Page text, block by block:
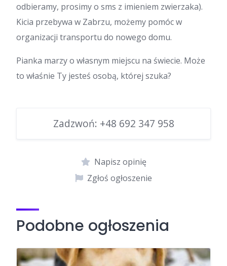
odbieramy, prosimy o sms z imieniem zwierzaka).
Kicia przebywa w Zabrzu, możemy pomóc w
organizacji transportu do nowego domu.
Pianka marzy o własnym miejscu na świecie. Może
to właśnie Ty jesteś osobą, której szuka?
Zadzwoń: +48 692 347 958
Napisz opinię
Zgłoś ogłoszenie
Podobne ogłoszenia